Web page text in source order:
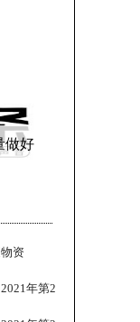
做好
资
年第2